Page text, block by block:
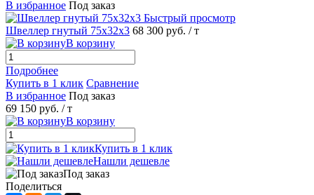
В избранное Под заказ
Быстрый просмотр
Швеллер гнутый 75х32х3 68 300 руб. / т
В корзину
Подробнее
Купить в 1 клик Сравнение
В избранное Под заказ
69 150 руб. / т
В корзину
Купить в 1 клик
Нашли дешевле
Под заказ
Поделиться